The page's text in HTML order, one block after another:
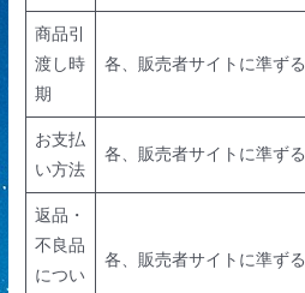
商品引
渡し時
期
各、販売者サイトに準ずる
お支払
い方法
各、販売者サイトに準ずる
返品・
不良品
につい
各、販売者サイトに準ずる